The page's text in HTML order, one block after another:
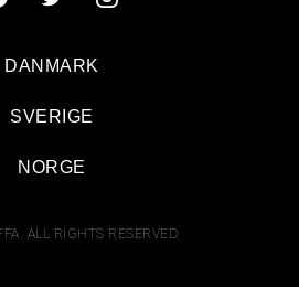
ALL RIGHTS RESERVED
DANMARK
SVERIGE
NORGE